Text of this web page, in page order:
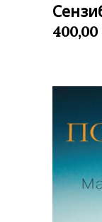
400,00